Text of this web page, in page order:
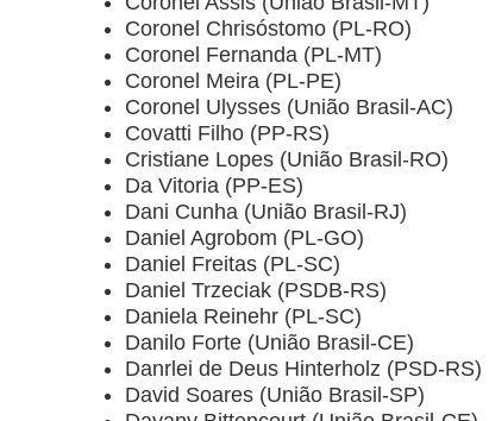
Coronel Chrisóstomo (PL-RO)
Coronel Fernanda (PL-MT)
Coronel Meira (PL-PE)
Coronel Ulysses (União Brasil-AC)
Covatti Filho (PP-RS)
Cristiane Lopes (União Brasil-RO)
Da Vitoria (PP-ES)
Dani Cunha (União Brasil-RJ)
Daniel Agrobom (PL-GO)
Daniel Freitas (PL-SC)
Daniel Trzeciak (PSDB-RS)
Daniela Reinehr (PL-SC)
Danilo Forte (União Brasil-CE)
Danrlei de Deus Hinterholz (PSD-RS)
David Soares (União Brasil-SP)